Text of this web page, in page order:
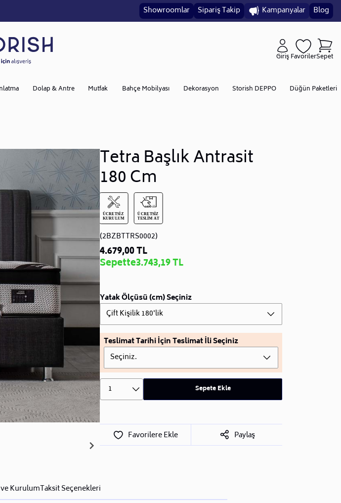
Showroomlar Sipariş Takip Kampanyalar Blog
GirişFavorilerSepet
Dolap & Antre Mutfak Bahçe Mobilyası Dekorasyon Storish DEPPO Düğün Paketleri
Tetra Başlık Antrasit
180 Cm
(2BZBTTRS0002)
4.679,00 TL
Sepette3.743,19 TL
Yatak Ölçüsü (cm) Seçiniz
Çift Kişilik 180'lik
Teslimat Tarihi İçin Teslimat İli Seçiniz
Seçiniz.
1 Sepete Ekle
Favorilere Ekle Paylaş
KurulumTaksit Seçenekleri